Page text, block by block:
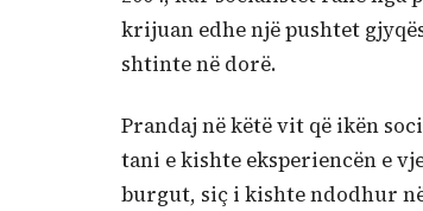
krijuan edhe një pushtet
shtinte në dorë.
Prandaj në këtë vit që ikën
tani e kishte eksperiencën e
burgut, siç i kishte ndodhur